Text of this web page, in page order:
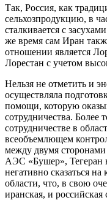
Так, Россия, как
сельхозпродукцию, в
сталкивается с
же время сам Иран
отношении является
Лорестан с учетом
Нельзя не отметить и
осуществляла
помощи, которую
сотрудничества. Более
сотрудничестве в
всеобъемлющем
между двумя сторонами
АЭС «Бушер», Тегеран
негативно сказаться
области, что, в свою
иранская, и